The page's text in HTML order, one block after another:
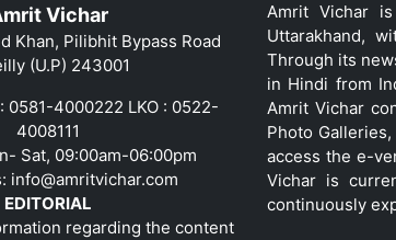
Vichar
Khan, Pilibhit Bypass Road
(U.P) 243001
0581-4000222 LKO : 0522-
4008111
Sat, 09:00am-06:00pm
info@amritvichar.com
EDITORIAL
regarding the content
Amrit Vichar
Uttarakhand,
Through its
in Hindi from
Amrit Vichar
Photo
access the e-
Vichar is
continuously